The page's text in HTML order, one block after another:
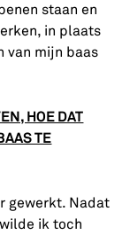
staan en
in plaats
van mijn baas
HOE DAT
TE
gewerkt. Nadat
ik toch